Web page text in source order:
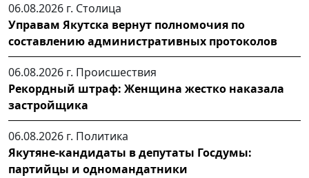
06.08.2026 г. Столица
Управам Якутска вернут полномочия по
составлению административных протоколов
06.08.2026 г. Происшествия
Рекордный штраф: Женщина жестко наказала
застройщика
06.08.2026 г. Политика
Якутяне-кандидаты в депутаты Госдумы:
партийцы и одномандатники